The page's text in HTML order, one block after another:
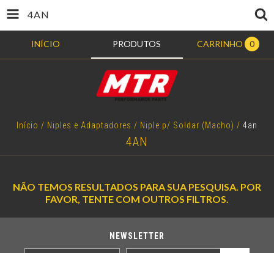
4AN
INÍCIO PRODUTOS CARRINHO 0
Início / Niples e Adaptadores / Niple p/ Soldar (Macho) / 4an
4AN
NÃO TEMOS RESULTADOS PARA SUA PESQUISA. POR
FAVOR, TENTE COM OUTROS FILTROS.
NEWSLETTER